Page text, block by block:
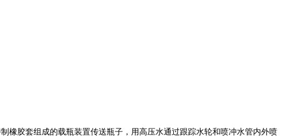
橡胶套组成的载瓶装置传送瓶子，用高压水通过跟踪水轮和喷冲水管内外喷